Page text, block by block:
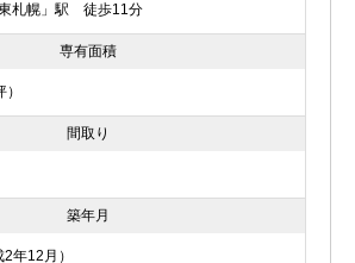
札幌」駅 徒歩11分
専有面積
間取り
築年月
年12月）